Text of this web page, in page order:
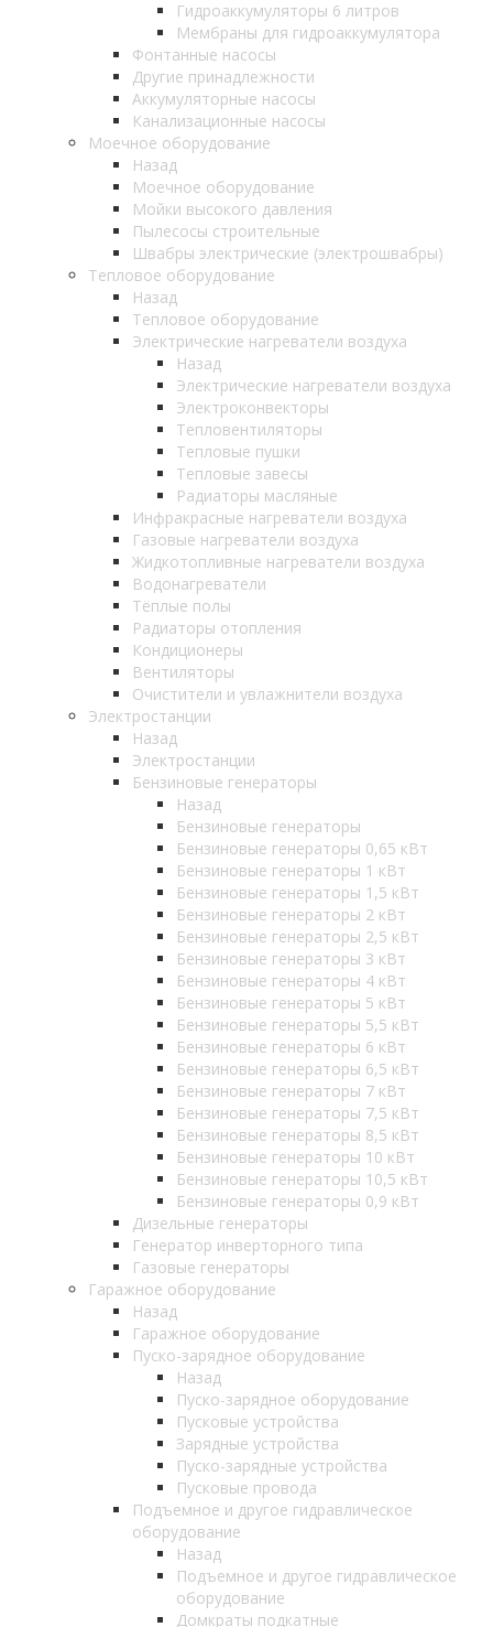
Гидроаккумуляторы 6 литров
Мембраны для гидроаккумулятора
Фонтанные насосы
Другие принадлежности
Аккумуляторные насосы
Канализационные насосы
Моечное оборудование
Назад
Моечное оборудование
Мойки высокого давления
Пылесосы строительные
Швабры электрические (электрошвабры)
Тепловое оборудование
Назад
Тепловое оборудование
Электрические нагреватели воздуха
Назад
Электрические нагреватели воздуха
Электроконвекторы
Тепловентиляторы
Тепловые пушки
Тепловые завесы
Радиаторы масляные
Инфракрасные нагреватели воздуха
Газовые нагреватели воздуха
Жидкотопливные нагреватели воздуха
Водонагреватели
Тёплые полы
Радиаторы отопления
Кондиционеры
Вентиляторы
Очистители и увлажнители воздуха
Электростанции
Назад
Электростанции
Бензиновые генераторы
Назад
Бензиновые генераторы
Бензиновые генераторы 0,65 кВт
Бензиновые генераторы 1 кВт
Бензиновые генераторы 1,5 кВт
Бензиновые генераторы 2 кВт
Бензиновые генераторы 2,5 кВт
Бензиновые генераторы 3 кВт
Бензиновые генераторы 4 кВт
Бензиновые генераторы 5 кВт
Бензиновые генераторы 5,5 кВт
Бензиновые генераторы 6 кВт
Бензиновые генераторы 6,5 кВт
Бензиновые генераторы 7 кВт
Бензиновые генераторы 7,5 кВт
Бензиновые генераторы 8,5 кВт
Бензиновые генераторы 10 кВт
Бензиновые генераторы 10,5 кВт
Бензиновые генераторы 0,9 кВт
Дизельные генераторы
Генератор инверторного типа
Газовые генераторы
Гаражное оборудование
Назад
Гаражное оборудование
Пуско-зарядное оборудование
Назад
Пуско-зарядное оборудование
Пусковые устройства
Зарядные устройства
Пуско-зарядные устройства
Пусковые провода
Подъемное и другое гидравлическое
оборудование
Назад
Подъемное и другое гидравлическое
оборудование
Домкраты подкатные